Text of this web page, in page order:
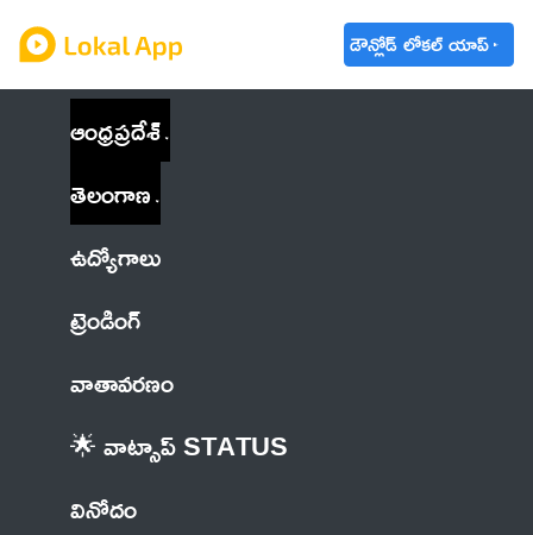
డౌన్లోడ్ లోకల్ యాప్
ఆంధ్రప్రదేశ్
తెలంగాణ
ఉద్యోగాలు
ట్రెండింగ్
వాతావరణం
🌟 వాట్సాప్ STATUS
వినోదం